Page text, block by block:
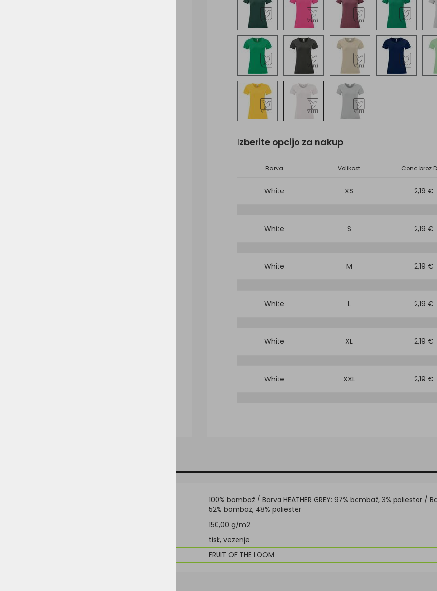
Izberite opcijo za nakup
Barva Velikost Cena brez
White XS 2,19 €
White S 2,19 €
White M 2,19 €
White L 2,19 €
White XL 2,19 €
White XXL 2,19 €
100% bombaž / Barva HEATHER GREY: 97% bombaž, 3% poliester /
52% bombaž, 48% poliester
150,00 g/m2
tisk, vezenje
FRUIT OF THE LOOM